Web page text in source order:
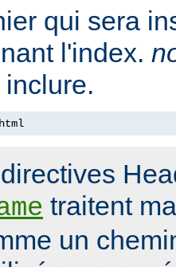
qui sera
l'index.
html
traitent
un